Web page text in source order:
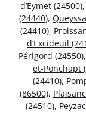
d’Eymet (24500),
(24440),
(24410),
d’Excideuil
Périgord (24550),
et-Ponchapt
(24410),
(86500),
(24510),